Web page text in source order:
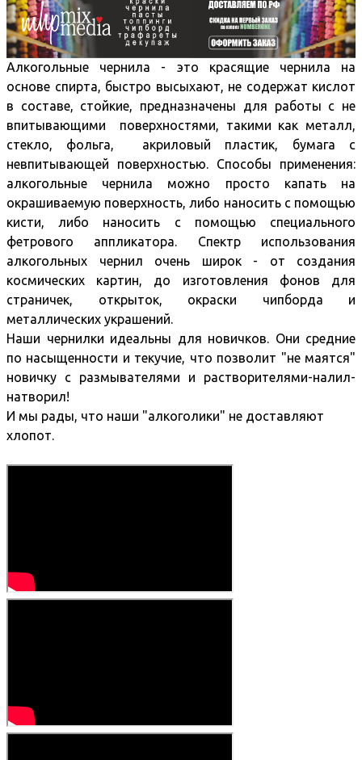
Алкогольные чернила - это красящие чернила на
основе спирта, быстро высыхают, не содержат кислот
в составе, стойкие, предназначены для работы с не
впитывающими поверхностями, такими как металл,
стекло, фольга, акриловый пластик, бумага с
невпитывающей поверхностью. Способы применения:
алкогольные чернила можно просто капать на
окрашиваемую поверхность, либо наносить с помощью
кисти, либо наносить с помощью специального
фетрового аппликатора. Спектр использования
алкогольных чернил очень широк - от создания
космических картин, до изготовления фонов для
страничек, открыток, окраски чипборда и
металлических украшений.
Наши чернилки идеальны для новичков. Они средние
по насыщенности и текучие, что позволит "не маятся"
новичку с размывателями и растворителями-налил-
натворил!
И мы рады, что наши "алкоголики" не доставляют
хлопот.